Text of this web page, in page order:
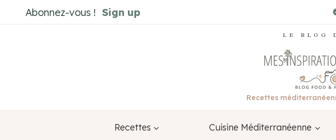
au
Abonnez-vous ! Sign up
LE BLOG
Recettes
Recettes Cuisine Méditerranéenne